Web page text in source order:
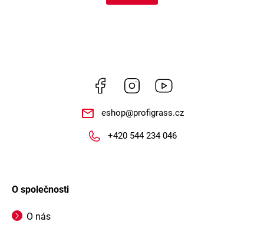
Facebook Instagram
eshop@profigrass.cz
+420 544 234 046
O společnosti
O nás